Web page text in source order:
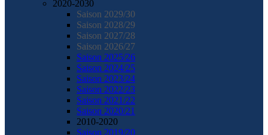
2020-2030
Saison 2029/30
Saison 2028/29
Saison 2027/28
Saison 2026/27
Saison 2025/26
Saison 2024/25
Saison 2023/24
Saison 2022/23
Saison 2021/22
Saison 2020/21
2010-2020
Saison 2019/20